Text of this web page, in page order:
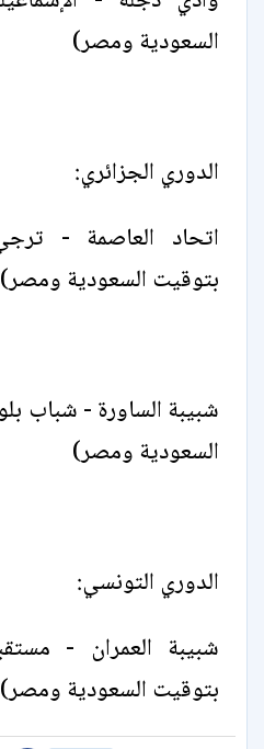
السعودية ومصر)
الدوري الجزائري:
بتوقيت السعودية ومصر)
السعودية ومصر)
الدوري التونسي:
بتوقيت السعودية ومصر)